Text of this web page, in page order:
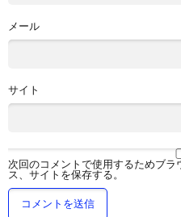
メール
サイト
次回のコメントで使用するためブ
ス、サイトを保存する。